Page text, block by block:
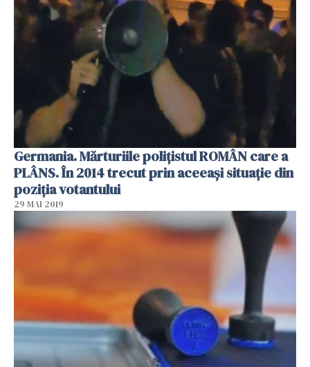
Germania. Mărturiile polițistul ROMÂN care a
PLÂNS. În 2014 trecut prin aceeași situație din
poziția votantului
29 MAI 2019